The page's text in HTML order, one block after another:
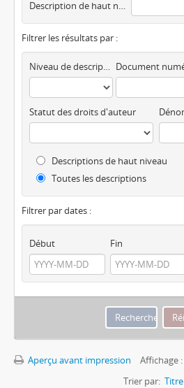
Description de haut niveau
Filtrer les résultats par :
Niveau de description
Statut des droits d'auteur
Descriptions de haut niveau
Toutes les descriptions
Filtrer par dates :
Début Fin
Aperçu avant impression
Affichage :
Trier par: Titre